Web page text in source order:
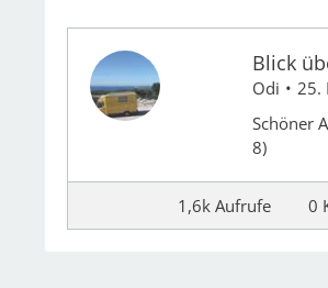
Blick
Odi
25.
Schöner
8)
1,6k Aufrufe 0